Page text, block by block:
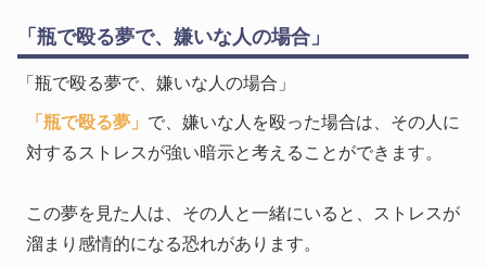
「瓶で殴る夢で、嫌いな人の場合」
「瓶で殴る夢で、嫌いな人の場合」
「瓶で殴る夢」 で、嫌いな人を殴った場合は、その人に
対するストレスが強い暗示と考えることができます。
この夢を見た人は、その人と一緒にいると、ストレスが
溜まり感情的になる恐れがあります。